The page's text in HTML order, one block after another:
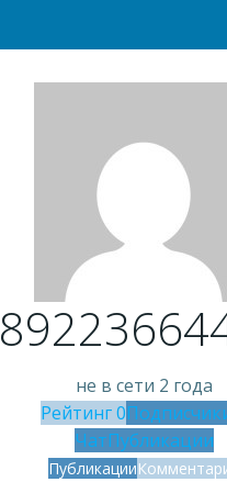
не в сети 2 года
Рейтинг0
ЧатПубликации
Публикации